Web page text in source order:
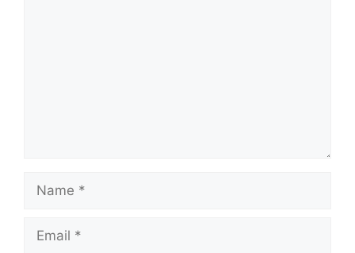
Name
Email